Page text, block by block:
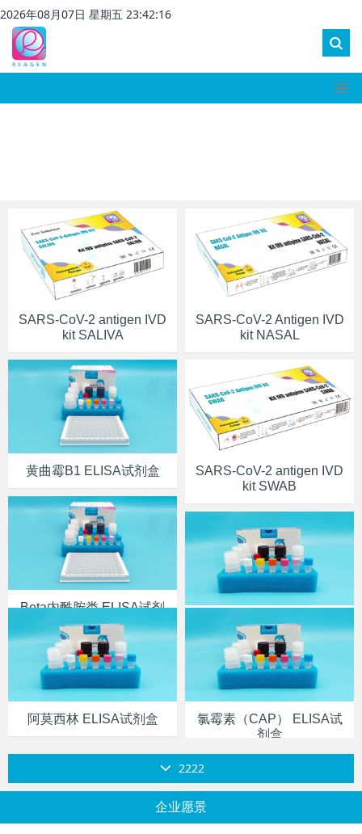
2026年08月07日 星期五 23:42:17
SARS-CoV-2 antigen IVD
kit SALIVA
SARS-CoV-2 Antigen IVD
kit NASAL
黄曲霉B1 ELISA试剂盒
SARS-CoV-2 antigen IVD
kit SWAB
Beta内酰胺类 ELISA试剂
盒
安普霉素 ELISA试剂盒
阿莫西林 ELISA试剂盒
氯霉素（CAP） ELISA试
剂盒
2222
企业愿景